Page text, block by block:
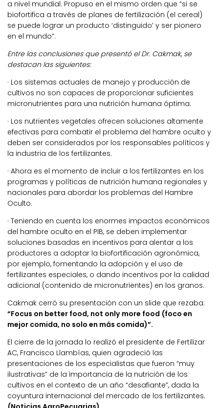
a nivel mundial. Propuso en el mismo orden que “si se
biofortifica a través de planes de fertilización (el cereal)
se puede lograr un producto ‘distinguido’ y ser pionero
en el mundo”.
Entre las conclusiones que presentó el Dr. Cakmak, se
destacan las siguientes:
· Los sistemas actuales de manejo y producción de
cultivos no son capaces de proporcionar suficientes
micronutrientes para una nutrición humana óptima.
· Los nutrientes vegetales ofrecen soluciones altamente
efectivas para combatir el problema del hambre oculto y
deben ser considerados por los responsables políticos y
la industria de los fertilizantes.
· Ahora es el momento de incluir a los fertilizantes en los
programas y políticas de nutrición humana regionales y
nacionales para abordar los problemas del Hambre
Oculto.
· Teniendo en cuenta los enormes impactos económicos
del hambre oculto en el PIB, se deben implementar
soluciones basadas en incentivos para alentar a los
productores a adoptar la biofortificación agronómica,
por ejemplo, fomentando la adopción y el uso de
fertilizantes especiales, o dando incentivos por la calidad
adicional (contenido de micronutrientes) en los granos.
Cakmak cerró su presentación con un slide que rezaba:
“Focus on better food, not only more food (foco en
mejor comida, no solo en más comida)”.
El cierre de la jornada lo realizó el presidente de Fertilizar
AC, Francisco Llambías, quien agradeció las
presentaciones de los especialistas que fueron “muy
ilustrativas” de la importancia de la nutrición de los
cultivos en el contexto de un año “desafiante”, dada la
coyuntura internacional del mercado de los fertilizantes.